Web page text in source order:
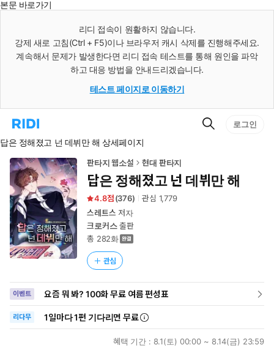
본문 바로가기
리디 접속이 원활하지 않습니다.
강제 새로 고침(Ctrl + F5)이나 브라우저 캐시 삭제를 진행해주세요.
계속해서 문제가 발생한다면 리디 접속 테스트를 통해 원인을 파악
하고 대응 방법을 안내드리겠습니다.
테스트 페이지로 이동하기
리
홈
로
이
동
검
로그인
답은 정해졌고 넌 데뷔만 해 상세페이지
판타지 웹소설 현대 판타지
답은 정해졌고 넌 데뷔만 해
4.8 (376) 관심 1,779
스레트스 저자
크로커스출판
총 282화
관심
이벤트 요즘 뭐 봐? 100화 무료 여름 편성표
리다무 1일마다1편 기다리면 무료
혜택 기간 : 8.1(토) 00:00 ~ 8.14(금) 23:59